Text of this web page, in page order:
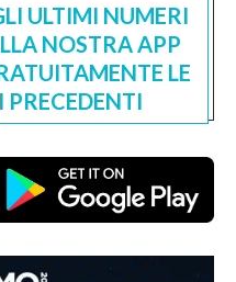
ULTIMI NUMERI
NOSTRA APP
LE